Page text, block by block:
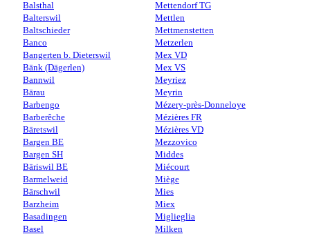
Balsthal
Balterswil
Baltschieder
Banco
Bangerten b. Dieterswil
Bänk (Dägerlen)
Bannwil
Bärau
Barbengo
Barberêche
Bäretswil
Bargen BE
Bargen SH
Bäriswil BE
Barmelweid
Bärschwil
Barzheim
Basadingen
Basel
Mettendorf TG
Mettlen
Mettmenstetten
Metzerlen
Mex VD
Mex VS
Meyriez
Meyrin
Mézery-près-Donneloye
Mézières FR
Mézières VD
Mezzovico
Middes
Miécourt
Miège
Mies
Miex
Miglieglia
Milken